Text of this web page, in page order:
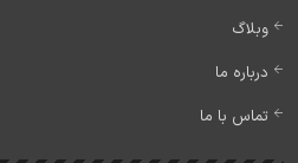
وبلاگ
درباره ما
تماس با ما